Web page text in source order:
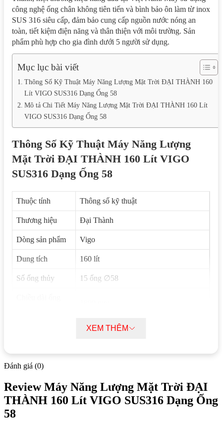
công nghệ ống chân không tiên tiến và bình bảo ôn làm từ inox
SUS 316 siêu cấp, đảm bảo cung cấp nguồn nước nóng an
toàn, tiết kiệm điện năng và thân thiện với môi trường. Sản
phẩm phù hợp cho gia đình dưới 5 người sử dụng.
Mục lục bài viết
Thông Số Kỹ Thuật Máy Năng Lượng Mặt Trời ĐẠI THÀNH 160
Lít VIGO SUS316 Dạng Ống 58
Mô tả Chi Tiết Máy Năng Lượng Mặt Trời ĐẠI THÀNH 160 Lít
VIGO SUS316 Dạng Ống 58
Thông Số Kỹ Thuật Máy Năng Lượng
Mặt Trời ĐẠI THÀNH 160 Lít VIGO
SUS316 Dạng Ống 58
Thuộc tính Thông số kỹ thuật
Thương hiệu Đại Thành
Dòng sản phẩm Vigo
Dung tích 160 lít
Số ống thủy 15 ống ∅58
Inox SUS 316 siêu cấp, dày 0.4mm
Lớp giữ nhiệt
Chân máy
Nhôm nguyên khối, vòng đỡ ống nhựa
XEM THÊM
Đánh giá (0)
Review Máy Năng Lượng Mặt Trời ĐẠI
THÀNH 160 Lít VIGO SUS316 Dạng Ống
58